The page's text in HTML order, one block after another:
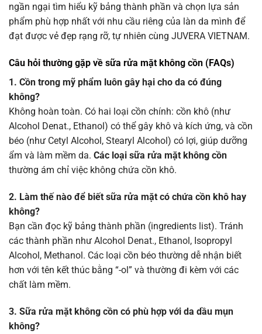
ngần ngại tìm hiểu kỹ bảng thành phần và chọn lựa sản
phẩm phù hợp nhất với nhu cầu riêng của làn da mình để
đạt được vẻ đẹp rạng rỡ, tự nhiên cùng JUVERA VIETNAM.
Câu hỏi thường gặp về sữa rửa mặt không cồn (FAQs)
1. Cồn trong mỹ phẩm luôn gây hại cho da có đúng
không?
Không hoàn toàn. Có hai loại cồn chính: cồn khô (như
Alcohol Denat., Ethanol) có thể gây khô và kích ứng, và cồn
béo (như Cetyl Alcohol, Stearyl Alcohol) có lợi, giúp dưỡng
ẩm và làm mềm da. Các loại sữa rửa mặt không cồn
thường ám chỉ việc không chứa cồn khô.
2. Làm thế nào để biết sữa rửa mặt có chứa cồn khô hay
không?
Bạn cần đọc kỹ bảng thành phần (ingredients list). Tránh
các thành phần như Alcohol Denat., Ethanol, Isopropyl
Alcohol, Methanol. Các loại cồn béo thường dễ nhận biết
hơn với tên kết thúc bằng “-ol” và thường đi kèm với các
chất làm mềm.
3. Sữa rửa mặt không cồn có phù hợp với da dầu mụn
không?